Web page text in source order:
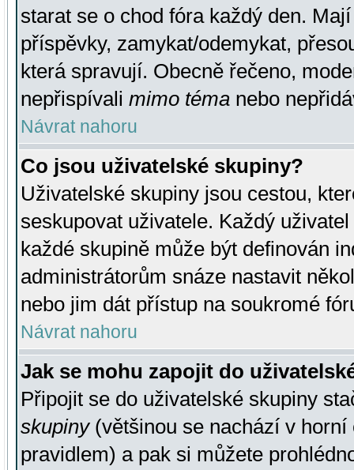
starat se o chod fóra každý den.
příspěvky, zamykat/odemykat,
která spravují. Obecně řečeno,
nepřispívali mimo téma nebo
Návrat nahoru
Co jsou uživatelské skupiny?
Uživatelské skupiny jsou cestou,
seskupovat uživatele. Každý
každé skupině může být definován
administrátorům snáze nastavit
nebo jim dát přístup na soukromé
Návrat nahoru
Jak se mohu zapojit do
Připojit se do uživatelské skupiny
skupiny(většinou se nachází v horní
pravidlem) a pak si můžete